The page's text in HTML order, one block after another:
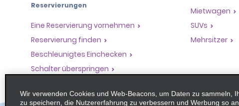
Reservierungen
Eine Reservierung vornehmen
Reservierung finden
Beschleunigtes Einchecken
Schalter überspringen
Mietwagen
SUVs
Mehrsitzer
Wir verwenden Cookies und Web-Beacons, um Daten zu sammeln,
zu speichern, die Nutzererfahrung zu verbessern und Werbung so